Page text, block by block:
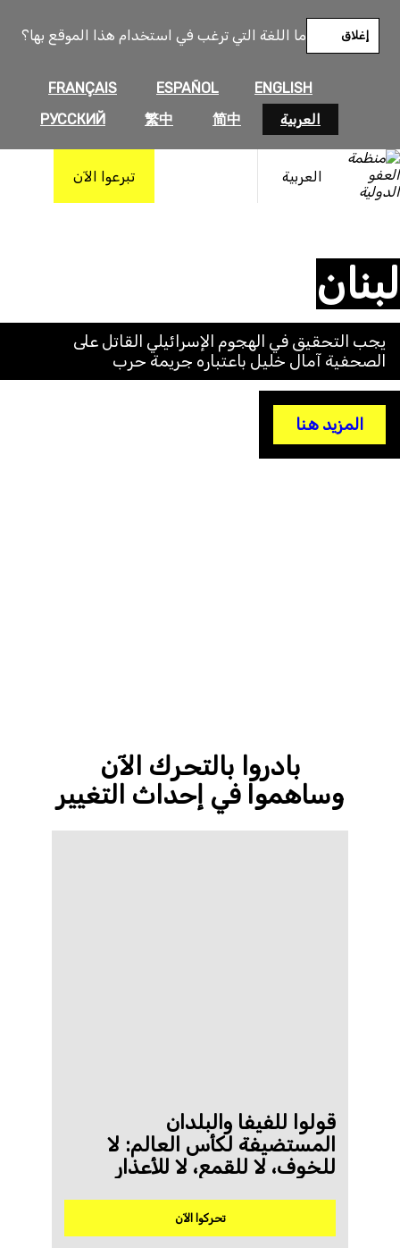
ما اللغة التي ترغب في استخدام هذا الموقع بها؟
ENGLISH
ESPAÑOL
FRANÇAIS
العربية
简中
繁中
РУССКИЙ
إغلاق
العربية تبرعوا الآن
المحتوى
لبنان
يجب التحقيق في الهجوم الإسرائيلي القاتل على
الصحفية آمال خليل باعتباره جريمة حرب
المزيد هنا
بادروا بالتحرك الآن
وساهموا في إحداث التغيير
قولوا للفيفا والبلدان
المستضيفة لكأس العالم: لا
للخوف، لا للقمع، لا للأعذار
تحركوا الآن